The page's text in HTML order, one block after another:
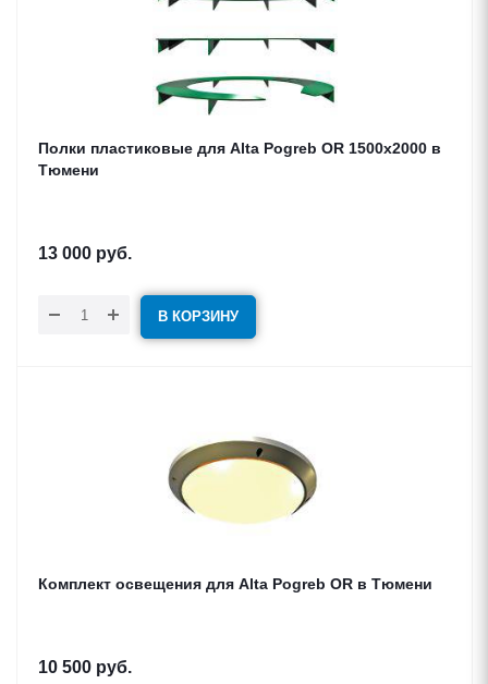
Полки пластиковые для Alta Pogreb OR 1500x2000 в
Тюмени
13 000 руб.
В КОРЗИНУ
Комплект освещения для Alta Pogreb OR в Тюмени
10 500 руб.